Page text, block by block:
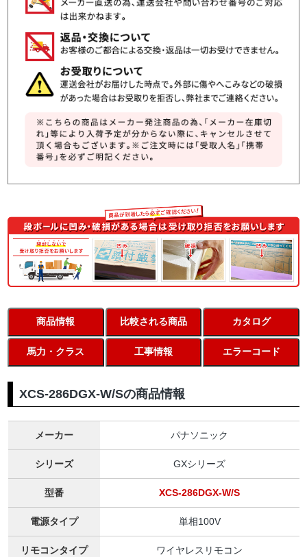
商品情報 比較される商品 カタログ
馬力・クラス 工事情報 エラーコード
XCS-286DGX-W/Sの商品情報
メーカー パナソニック
シリーズ GXシリーズ
型番 XCS-286DGX-W/S
電源タイプ 単相100V
リモコンタイプ ワイヤレスリモコン